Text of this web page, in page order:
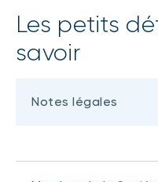
Les petits
savoir
Notes légales